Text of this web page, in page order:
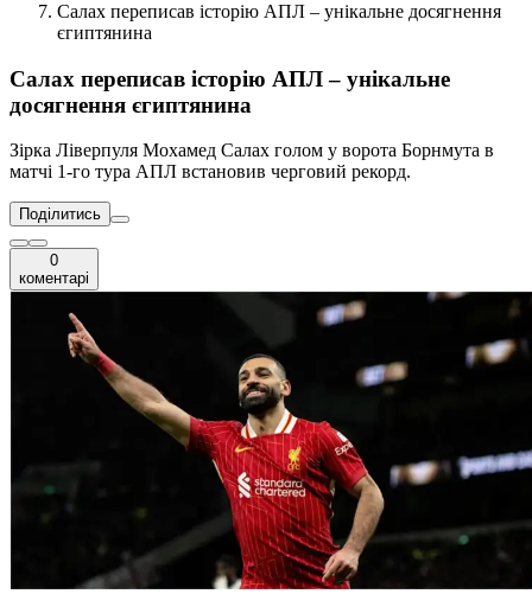
Салах переписав історію АПЛ – унікальне досягнення
єгиптянина
Салах переписав історію АПЛ – унікальне
досягнення єгиптянина
Зірка Ліверпуля Мохамед Салах голом у ворота Борнмута в
матчі 1-го тура АПЛ встановив черговий рекорд.
Поділитись
0
коментарі